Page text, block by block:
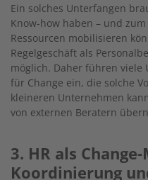
Ein solches Unterfangen
Know-how haben – und
Ressourcen mobilisieren
Regelgeschäft als
möglich. Daher führen viele
für Change ein, die solche
kleineren Unternehmen
von externen Beratern
3. HR als
Koordinierung